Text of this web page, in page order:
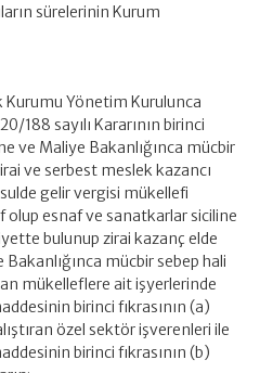
sürelerinin Kurum
Kurumu Yönetim Kurulunca
188 sayılı Kararının birinci
ve Maliye Bakanlığınca mücbir
ve serbest meslek kazancı
gelir vergisi mükellefi
esnaf ve sanatkarlar siciline
bulunup zirai kazanç elde
mücbir sebep hali
mükelleflere ait işyerlerinde
birinci fıkrasının (a)
özel sektör işverenleri ile
birinci fıkrasının (b)